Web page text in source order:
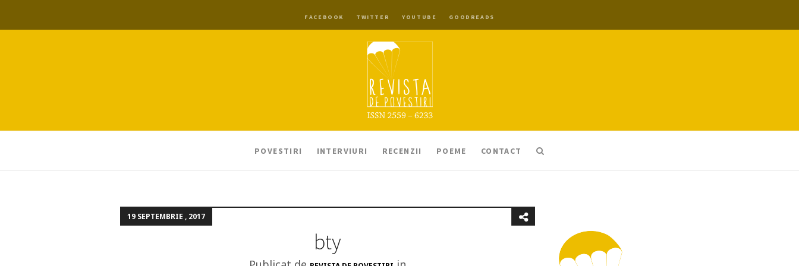
FACEBOOK TWITTER YOUTUBE GOODREADS
POVESTIRI INTERVIURI RECENZII POEME CONTACT
19 SEPTEMBRIE , 2017
bty